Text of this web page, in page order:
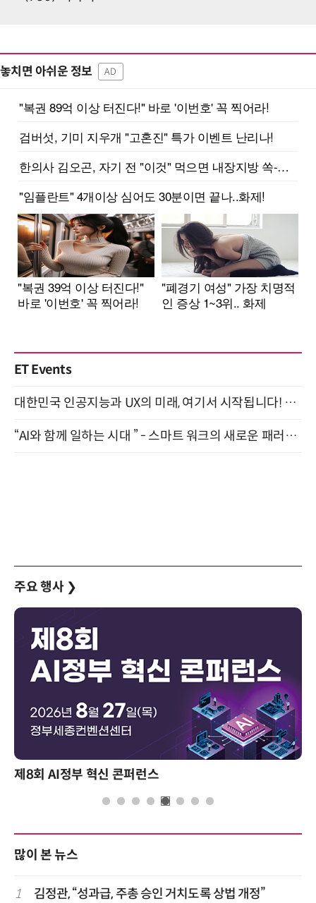
놓치면 아쉬운 정보 AD
ET Events
대한민국 인공지능과 UX의 미래, 여기서 시작됩니다! UX Korea 2026 - Fall 9월 2일 개최
“AI와 함께 일하는 시대 ” - 스마트 워크의 새로운 패러다임 (9/11)
주요 행사 ❯
제8회 AI정부 혁신 콘퍼런스
많이 본 뉴스
1 김정관, “성과급, 주총 승인 거치도록 상법 개정”